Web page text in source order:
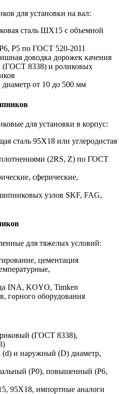
для установки на вал:
сталь ШХ15 с объемной
P5 по ГОСТ 520-2011
доводка дорожек качения
(ГОСТ 8338) и роликовых
от 10 до 500 мм
для установки в корпус:
сталь 95Х18 или углеродистая
(2RS, Z) по ГОСТ
сферические,
узлов SKF, FAG,
для тяжелых условий:
цементация
INA, KOYO, Timken
горного оборудования
(ГОСТ 8338),
и наружный (D) диаметр,
(P0), повышенный (P6,
95Х18, импортные аналоги